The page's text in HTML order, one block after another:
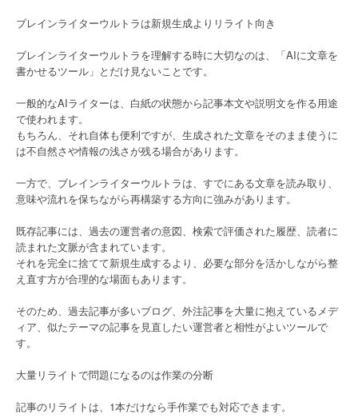
ブレインライターウルトラは新規生成よりリライト向き
ブレインライターウルトラを理解する時に大切なのは、「AIに文章を
書かせるツール」とだけ見ないことです。
一般的なAIライターは、白紙の状態から記事本文や説明文を作る用途
で使われます。
もちろん、それ自体も便利ですが、生成された文章をそのまま使うに
は不自然さや情報の浅さが残る場合があります。
一方で、ブレインライターウルトラは、すでにある文章を読み取り、
意味や流れを保ちながら再構築する方向に強みがあります。
既存記事には、過去の運営者の意図、検索で評価された履歴、読者に
読まれた文脈が含まれています。
それを完全に捨てて新規生成するより、必要な部分を活かしながら整
え直す方が合理的な場面もあります。
そのため、過去記事が多いブログ、外注記事を大量に抱えているメデ
ィア、似たテーマの記事を見直したい運営者と相性がよいツールで
す。
大量リライトで問題になるのは作業の分断
記事のリライトは、1本だけなら手作業でも対応できます。